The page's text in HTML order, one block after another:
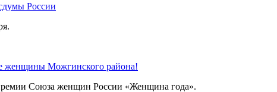
России
женщины Можгинского района!
Союза женщин России «Женщина года».